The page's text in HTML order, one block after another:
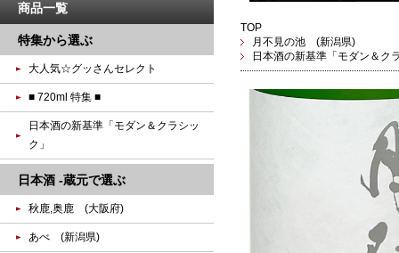
TOP
月不見の池 (新潟県)
日本酒の新基準「モダン＆ク
商品一覧
特集から選ぶ
大人気☆グッさんセレクト
■ 720ml 特集 ■
日本酒の新基準「モダン＆クラシッ
ク」
日本酒 -蔵元で選ぶ
秋鹿,奥鹿 (大阪府)
あべ (新潟県)